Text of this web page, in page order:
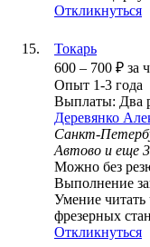
Откликнуться
Токарь
600 – 700 ₽ за
Опыт 1-3 года
Выплаты: Два
Деревянко
Санкт-
Автово и еще 3
Можно без
Выполнение
Умение
фрезерных
Откликнуться